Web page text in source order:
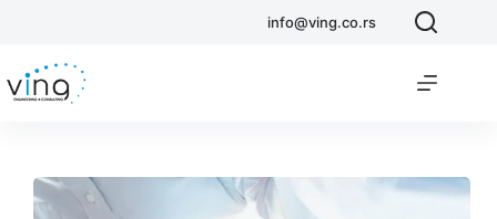
info@ving.co.rs